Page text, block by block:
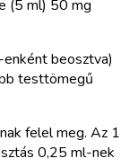
(5 ml) 50 mg
beosztva)
testtömegű
felel meg. Az 1
0,25 ml-nek